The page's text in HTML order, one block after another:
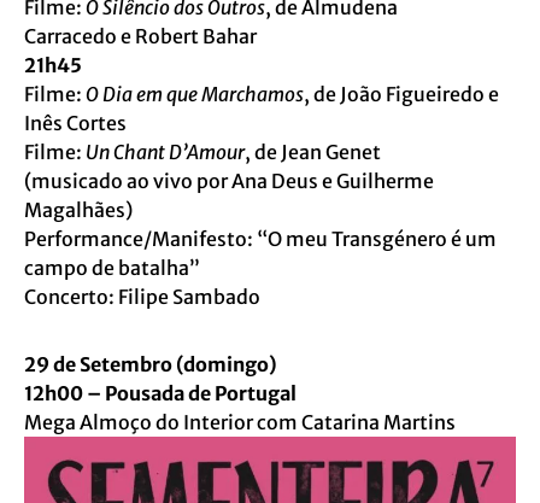
Filme: O Silêncio dos Outros, de Almudena
Carracedo e Robert Bahar
21h45
Filme: O Dia em que Marchamos, de João Figueiredo e
Inês Cortes
Filme: Un Chant D’Amour, de Jean Genet
(musicado ao vivo por Ana Deus e Guilherme
Magalhães)
Performance/Manifesto: “O meu Transgénero é um
campo de batalha”
Concerto: Filipe Sambado
29 de Setembro (domingo)
12h00 – Pousada de Portugal
Mega Almoço do Interior com Catarina Martins